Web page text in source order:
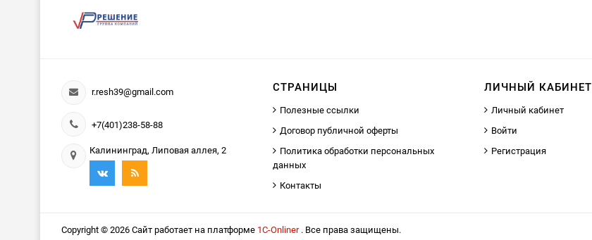
r.resh39@gmail.com
+7(401)238-58-88
Калининград, Липовая аллея, 2
СТРАНИЦЫ
Полезные ссылки
Договор публичной оферты
Политика обработки персональных
данных
Контакты
ЛИЧНЫЙ КАБИНЕТ
Личный кабинет
Войти
Регистрация
Copyright © 2026 Сайт работает на платформе 1С-Onliner . Все права защищены.